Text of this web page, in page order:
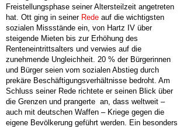
Freistellungsphase seiner Altersteilzeit angetreten
hat. Ott ging in seiner Rede auf die wichtigsten
sozialen Missstände ein, von Hartz IV über
steigende Mieten bis zur Erhöhung des
Renteneintrittsalters und verwies auf die
zunehmende Ungleichheit. 20 % der Bürgerinnen
und Bürger seien vom sozialen Abstieg durch
prekäre Beschäftigungsverhältnisse bedroht. Am
Schluss seiner Rede richtete er seinen Blick über
die Grenzen und prangerte an, dass weltweit –
auch mit deutschen Waffen – Kriege gegen die
eigene Bevölkerung geführt werden. Ein besonders